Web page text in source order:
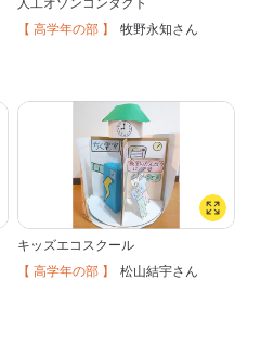
人工オゾンコンタクト
【 高学年の部 】 牧野永知さん
キッズエコスクール
【 高学年の部 】 松山結宇さん